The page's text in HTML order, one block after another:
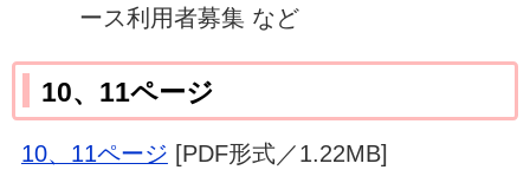
ース利用者募集 など
10、11ページ
10、11ページ [PDF形式／1.22MB]